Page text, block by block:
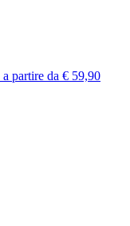
a partire da € 59,90